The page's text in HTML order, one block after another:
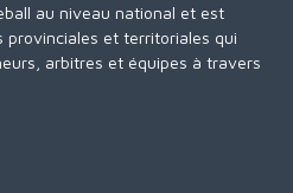
au niveau national et est
provinciales et territoriales qui
arbitres et équipes à travers